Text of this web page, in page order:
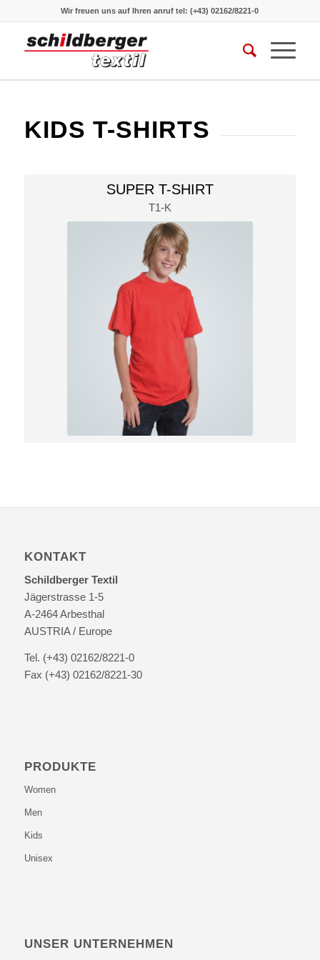
Wir freuen uns auf Ihren anruftel: (+43) 02162/8221-0
KIDS T-SHIRTS
SUPER T-SHIRT
T1-K
KONTAKT
Schildberger Textil
Jägerstrasse 1-5
A-2464 Arbesthal
AUSTRIA / Europe
Tel. (+43) 02162/8221-0
Fax (+43) 02162/8221-30
PRODUKTE
Women
Men
Kids
Unisex
UNSER UNTERNEHMEN